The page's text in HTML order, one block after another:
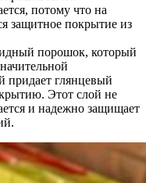
потому что на
защитное покрытие из
порошок, который
придает глянцевый
Этот слой не
и надежно защищает